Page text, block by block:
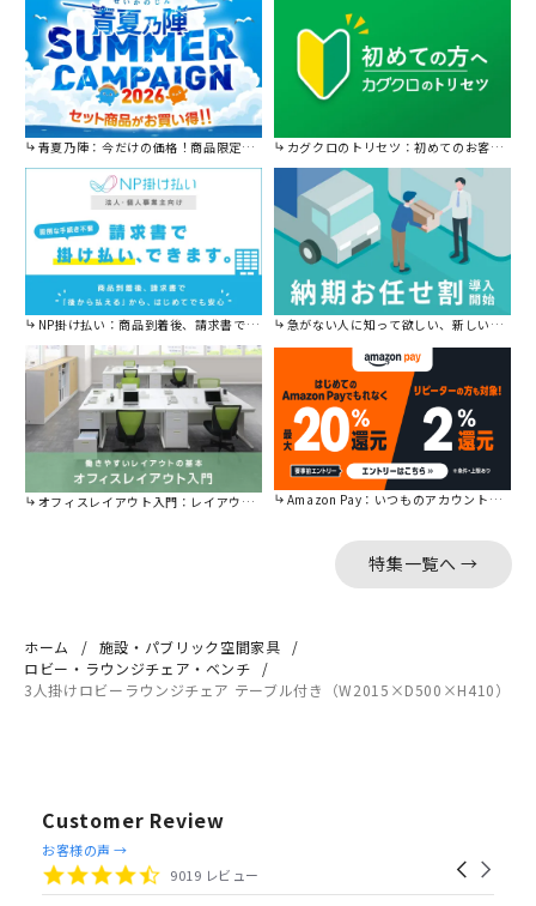
青夏乃陣：今だけの価格！商品限定セール開催中です。 カグクロのトリセツ：初めてのお客様はこちら。
NP掛け払い：商品到着後、請求書で後から払えます。 急がない人に知って欲しい、新しい割引を始めました。
オフィスレイアウト入門：レイアウトの基本をご紹介。 Amazon Pay：いつものアカウントで簡単に決済可能。
特集一覧へ →
ホーム
施設・パブリック空間家具
ロビー・ラウンジチェア・ベンチ
3人掛けロビーラウンジチェア テーブル付き（W2015×D500×H410）
Customer Review
Reviews
carousel
Carousel
4.4
star
9019 レビュー
お客様の声 →